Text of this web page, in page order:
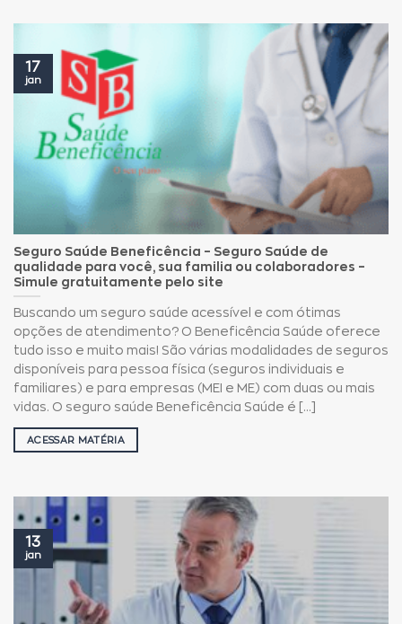
Seguro Saúde Beneficência – Seguro Saúde de
qualidade para você, sua familia ou colaboradores –
Simule gratuitamente pelo site
Buscando um seguro saúde acessível e com ótimas
opções de atendimento? O Beneficência Saúde oferece
tudo isso e muito mais! São várias modalidades de seguros
disponíveis para pessoa física (seguros individuais e
familiares) e para empresas (MEI e ME) com duas ou mais
vidas. O seguro saúde Beneficência Saúde é [...]
ACESSAR MATÉRIA
17
jan
13
jan